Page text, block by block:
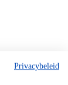
Privacybeleid